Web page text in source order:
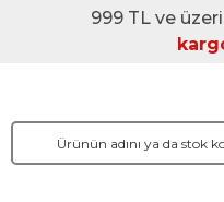
999 TL ve